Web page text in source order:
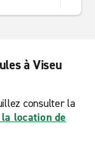
à Viseu
consulter la
la location de